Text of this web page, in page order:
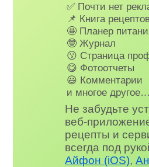
✅ Почти нет
📌 Книга
🤩 Планер
🤓 Журнал
😗 Страница
😋 Фотоотчеты
😃 Комментарии
и многое другое…
Не забудьте
веб-
рецепты и
всегда под
Айфон (iOS),